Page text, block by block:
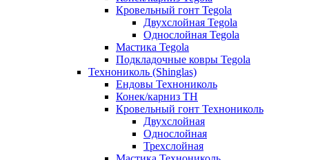
Кровельный гонт Tegola
Двухслойная Tegola
Однослойная Tegola
Мастика Tegola
Подкладочные ковры Tegola
Технониколь (Shinglas)
Ендовы Технониколь
Конек/карниз ТН
Кровельный гонт Технониколь
Двухслойная
Однослойная
Трехслойная